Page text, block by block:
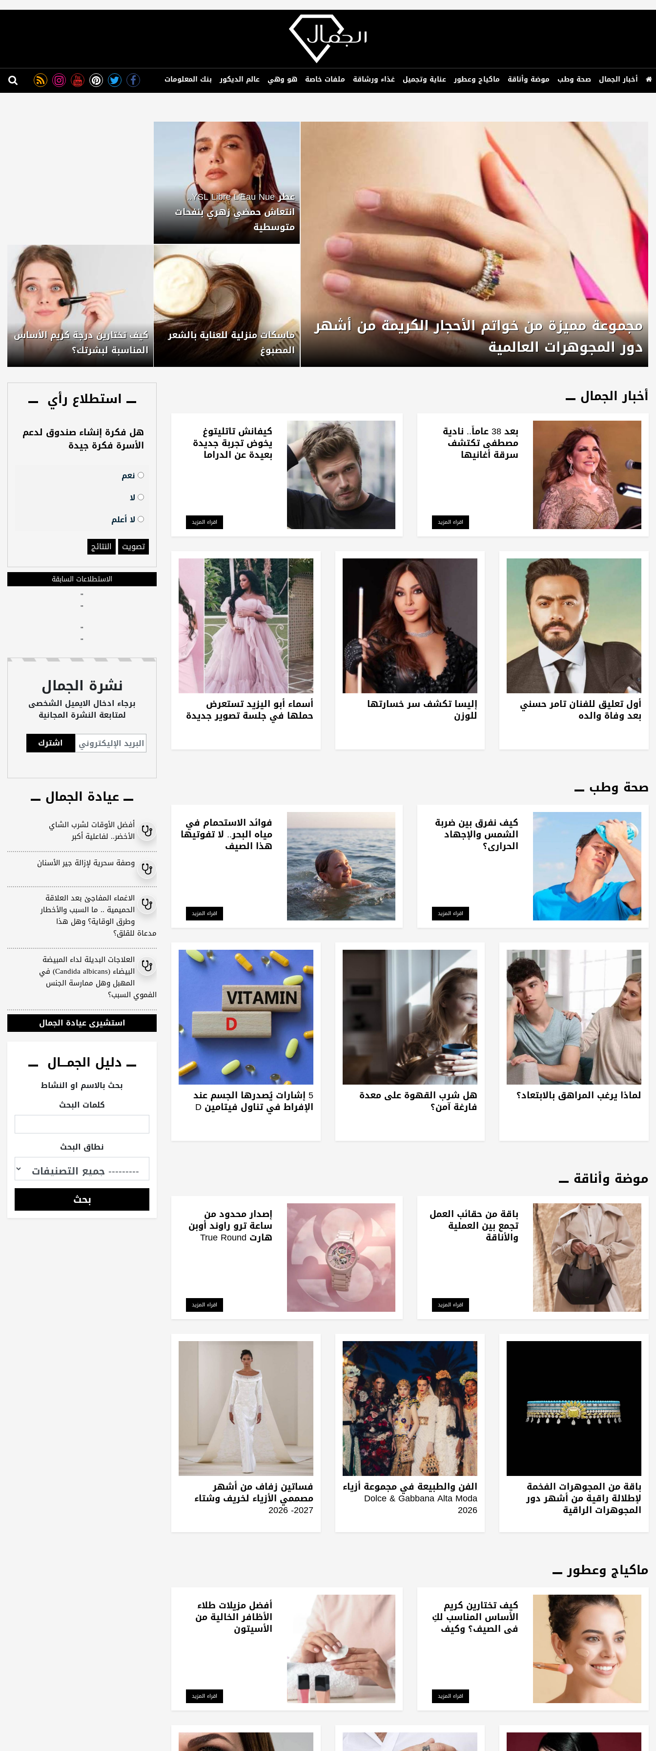
أخبار الجمال صحة وطب موضة وأناقة ماكياج وعطور عناية وتجميل غذاء ورشاقة ملفات خاصة هو وهي عالم الديكور بنك المعلومات
مجموعة مميزة من خواتم الأحجار الكريمة من أشهر
دور المجوهرات العالمية
عطر YSL Libre L'Eau Nue..
انتعاش حمضي زهري بنفحات
متوسطية
ماسكات منزلية للعناية بالشعر
المصبوغ
كيف تختارين درجة كريم الأساس
المناسبة لبشرتك؟
أخبار الجمال
بعد 38 عاماً.. نادية
مصطفى تكتشف
سرقة أغانيها
اقراء المزيد
كيفانش تاتليتوغ
يخوض تجربة جديدة
بعيدة عن الدراما
اقراء المزيد
أول تعليق للفنان تامر حسني
بعد وفاة والده
إليسا تكشف سر خسارتها
للوزن
أسماء أبو اليزيد تستعرض
حملها في جلسة تصوير جديدة
صحة وطب
كيف نفرق بين ضربة
الشمس والإجهاد
الحراري؟
اقراء المزيد
فوائد الاستحمام في
مياه البحر.. لا تفوتيها
هذا الصيف
اقراء المزيد
لماذا يرغب المراهق بالابتعاد؟ هل شرب القهوة على معدة
فارغة آمن؟
5 إشارات يُصدرها الجسم عند
الإفراط في تناول فيتامين D
موضة وأناقة
باقة من حقائب العمل
تجمع بين العملية
والأناقة
اقراء المزيد
إصدار محدود من
ساعة ترو راوند أوبن
هارت True Round
اقراء المزيد
باقة من المجوهرات الفخمة
لإطلالة راقية من أشهر دور
المجوهرات الراقية
الفن والطبيعة في مجموعة أزياء
Dolce & Gabbana Alta Moda
2026
فساتين زفاف من أشهر
مصممي الأزياء لخريف وشتاء
2027- 2026
ماكياج وعطور
كيف تختارين كريم
الأساس المناسب لكِ
في الصيف؟ وكيف
اقراء المزيد
أفضل مزيلات طلاء
الأظافر الخالية من
الأسيتون
اقراء المزيد
استطلاع رأي
هل فكرة إنشاء صندوق لدعم
الأسرة فكرة جيدة
نعم
لا
لا أعلم
تصويت
النتائج
الاستطلاعات السابقة
"
"
"
"
نشرة الجمال
برجاء ادخال الايميل الشخصى
لمتابعة النشرة المجانية
عيادة الجمال
أفضل الأوقات لشرب الشاي
الأخضر.. لفاعلية أكبر
وصفة سحرية لإزالة جير الأسنان
الاغماء المفاجئ بعد العلاقة
الحميمية .. ما السبب والأخطار
وطرق الوقاية؟ وهل هذا
مدعاة للقلق؟
العلاجات البديلة لداء المبيضة
البيضاء (Candida albicans) في
المهبل وهل ممارسة الجنس
الفموي السبب؟
استشيرى عيادة الجمال
دليل الجمـــال
بحث بالاسم او النشاط
كلمات البحث
نطاق البحث
بحث